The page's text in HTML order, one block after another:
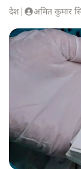
देश अमित कुमार